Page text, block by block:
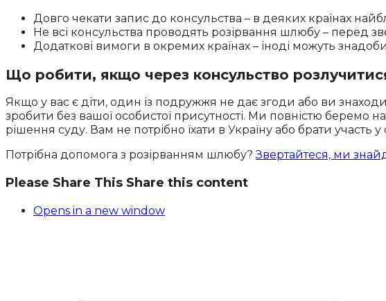
Довго чекати запис до консульства – в деяких країнах
Не всі консульства проводять розірвання шлюбу – перед
Додаткові вимоги в окремих країнах – іноді можуть
Що робити, якщо через консульство
Якщо у вас є діти, один із подружжя не дає згоди або ви
зробити без вашої особистої присутності. Ми повністю
рішення суду. Вам не потрібно їхати в Україну або брати участь у
Потрібна допомога з розірванням шлюбу?Звертайтеся, ми
Please Share This Share this content
Opens in a new window